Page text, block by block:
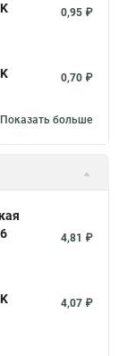
0,95 ₽
0,70 ₽
Показать больше
4,81 ₽
4,07 ₽